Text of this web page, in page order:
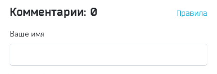
Комментарии: 0 Правила
Ваше имя